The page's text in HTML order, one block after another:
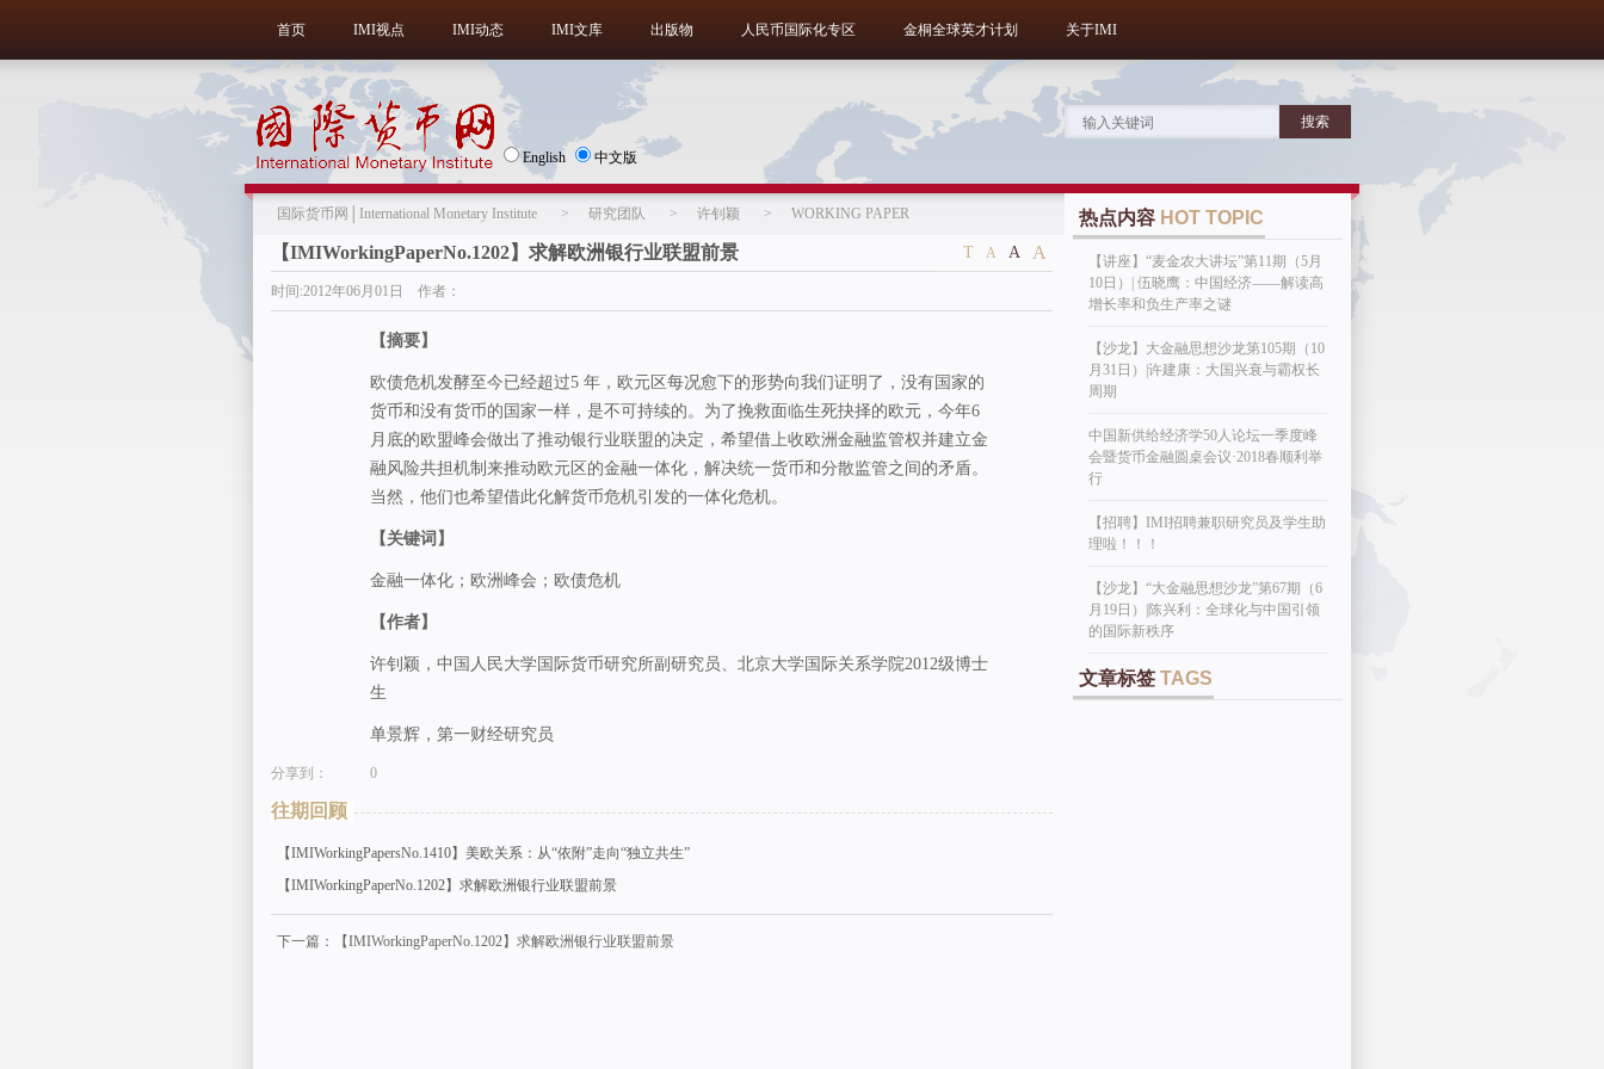
首页 IMI视点 IMI动态 IMI文库 出版物 人民币国际化专区 金桐全球英才计划 关于IMI
English 中文版
国际货币网│International Monetary Institute > 研究团队 > 许钊颖 > WORKING PAPER
A
A
A
T
【IMIWorkingPaperNo.1202】求解欧洲银行业联盟前景
时间:2012年06月01日 作者：
【摘要】
欧债危机发酵至今已经超过5 年，欧元区每况愈下的形势向我们证明了，没有国家的
货币和没有货币的国家一样，是不可持续的。为了挽救面临生死抉择的欧元，今年6
月底的欧盟峰会做出了推动银行业联盟的决定，希望借上收欧洲金融监管权并建立金
融风险共担机制来推动欧元区的金融一体化，解决统一货币和分散监管之间的矛盾。
当然，他们也希望借此化解货币危机引发的一体化危机。
【关键词】
金融一体化；欧洲峰会；欧债危机
【作者】
许钊颖，中国人民大学国际货币研究所副研究员、北京大学国际关系学院2012级博士
生
单景辉，第一财经研究员
分享到： 0
往期回顾
【IMIWorkingPapersNo.1410】美欧关系：从“依附”走向“独立共生”
【IMIWorkingPaperNo.1202】求解欧洲银行业联盟前景
下一篇：【IMIWorkingPaperNo.1202】求解欧洲银行业联盟前景
热点内容 HOT TOPIC
【讲座】“麦金农大讲坛”第11期（5月
10日）| 伍晓鹰：中国经济——解读高
增长率和负生产率之谜
【沙龙】大金融思想沙龙第105期（10
月31日）|许建康：大国兴衰与霸权长
周期
中国新供给经济学50人论坛一季度峰
会暨货币金融圆桌会议·2018春顺利举
行
【招聘】IMI招聘兼职研究员及学生助
理啦！！！
【沙龙】“大金融思想沙龙”第67期（6
月19日）|陈兴利：全球化与中国引领
的国际新秩序
文章标签 TAGS